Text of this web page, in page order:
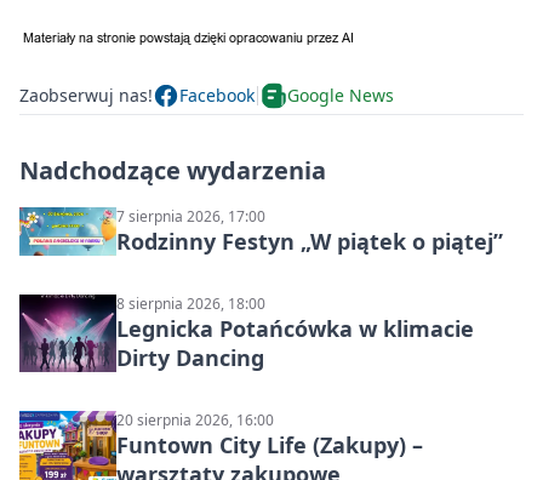
Zaobserwuj nas! Facebook Google News
Nadchodzące wydarzenia
7 sierpnia 2026, 17:00
Rodzinny Festyn „W piątek o piątej”
8 sierpnia 2026, 18:00
Legnicka Potańcówka w klimacie
Dirty Dancing
20 sierpnia 2026, 16:00
Funtown City Life (Zakupy) –
warsztaty zakupowe